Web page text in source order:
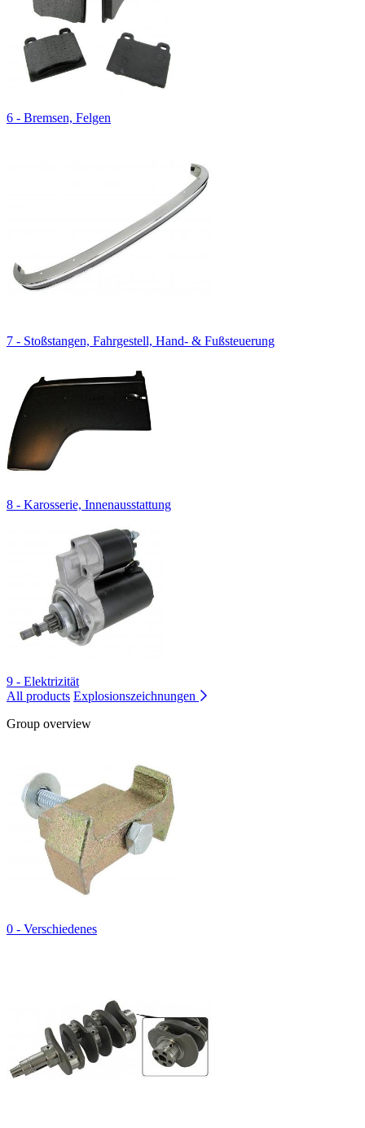
6 - Bremsen, Felgen
7 - Stoßstangen, Fahrgestell, Hand- & Fußsteuerung
8 - Karosserie, Innenausstattung
9 - Elektrizität
All products Explosionszeichnungen
Group overview
0 - Verschiedenes